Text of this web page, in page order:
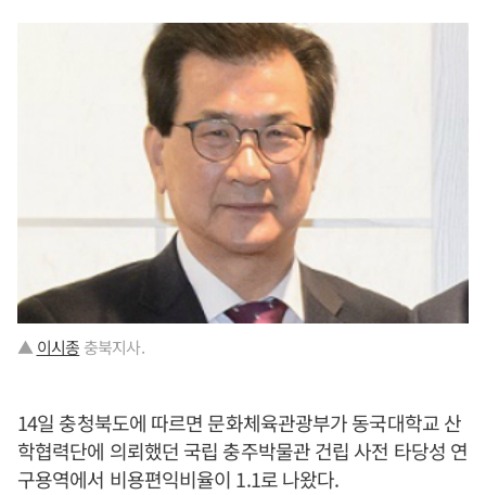
▲이시종 충북지사.
14일 충청북도에 따르면 문화체육관광부가 동국대학교 산
학협력단에 의뢰했던 국립 충주박물관 건립 사전 타당성 연
구용역에서 비용편익비율이 1.1로 나왔다.